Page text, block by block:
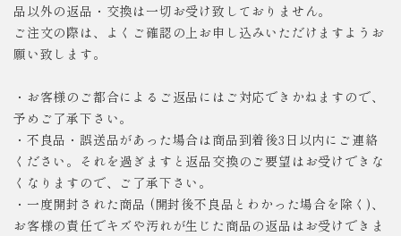
品以外の返品・交換は一切お受け致しておりません。
ご注文の際は、よくご確認の上お申し込みいただけますようお
願い致します。
・お客様のご都合によるご返品にはご対応できかねますので、
予めご了承下さい。
・不良品・誤送品があった場合は商品到着後3日以内にご連絡
ください。それを過ぎますと返品交換のご要望はお受けできな
くなりますので、ご了承下さい。
・一度開封された商品 (開封後不良品とわかった場合を除く)、
お客様の責任でキズや汚れが生じた商品の返品はお受けできま